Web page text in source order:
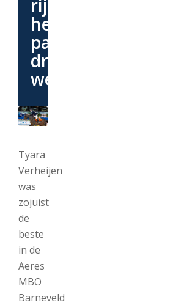
rijd
hem
pas
drie
weken’
Tyara
Verheijen
was
zojuist
de
beste
in de
Aeres
MBO
Barneveld